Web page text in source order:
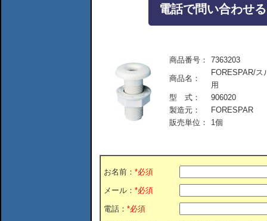
電話で問い合わせ
商品番号： 7363203
商品名：
FORESPAR/ス
用
型 式：
906020
製造元：
FORESPAR
販売単位：
1個
お名前： *必須
メール： *必須
電話： *必須